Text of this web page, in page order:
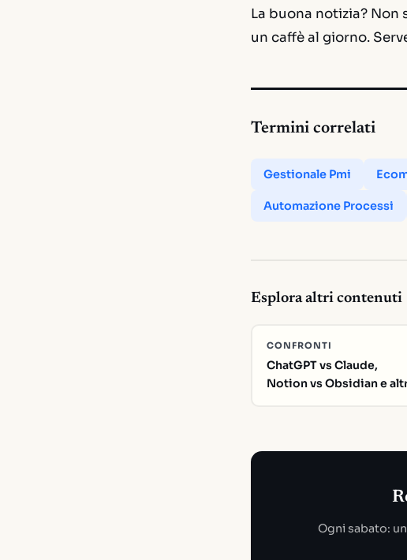
La buona notizia?
un caffè al giorno.
Termini correlati
Gestionale Pmi
Automazione Processi
Esplora altri contenuti
CONFRONTI
ChatGPT vs Claude,
Notion vs Obsidian e
Ogni sabato: